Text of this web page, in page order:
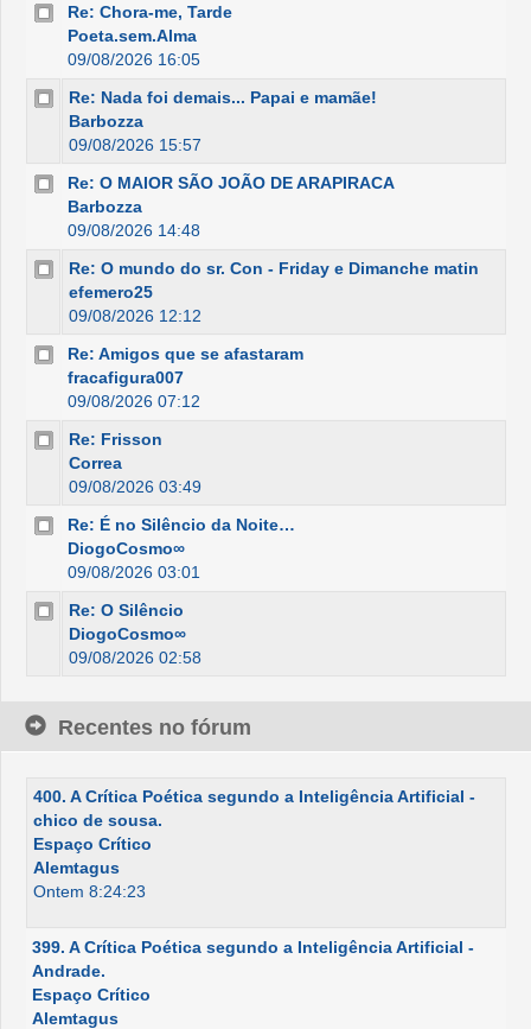
Re: Chora-me, Tarde
Poeta.sem.Alma
09/08/2026 16:05
Re: Nada foi demais... Papai e mamãe!
Barbozza
09/08/2026 15:57
Re: O MAIOR SÃO JOÃO DE ARAPIRACA
Barbozza
09/08/2026 14:48
Re: O mundo do sr. Con - Friday e Dimanche matin
efemero25
09/08/2026 12:12
Re: Amigos que se afastaram
fracafigura007
09/08/2026 07:12
Re: Frisson
Correa
09/08/2026 03:49
Re: É no Silêncio da Noite…
DiogoCosmo∞
09/08/2026 03:01
Re: O Silêncio
DiogoCosmo∞
09/08/2026 02:58
Recentes no fórum
400. A Crítica Poética segundo a Inteligência Artificial -
chico de sousa.
Espaço Crítico
Alemtagus
Ontem 8:24:23
399. A Crítica Poética segundo a Inteligência Artificial -
Andrade.
Espaço Crítico
Alemtagus